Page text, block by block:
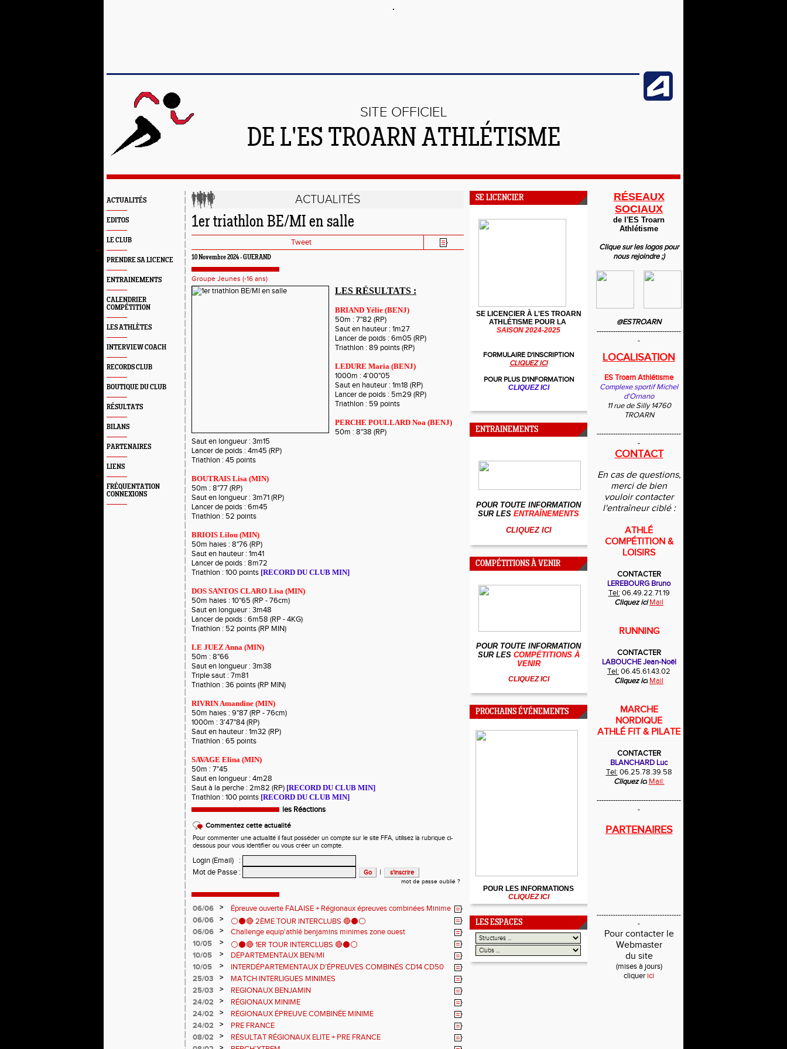
SITE OFFICIEL
DE L'ES TROARN ATHLÉTISME
ACTUALITÉS
EDITOS
LE CLUB
PRENDRE SA LICENCE
ENTRAINEMENTS
CALENDRIER
COMPÉTITION
LES ATHLÈTES
INTERVIEW COACH
RECORDS CLUB
BOUTIQUE DU CLUB
RÉSULTATS
BILANS
PARTENAIRES
LIENS
FRÉQUENTATION
CONNEXIONS
ACTUALITÉS
1er triathlon BE/MI en salle
Tweet
10 Novembre 2024 - GUERAND
Groupe Jeunes (-16 ans)
LES RÉSULTATS :
BRIAND Yélie (BENJ)
50m : 7"82 (RP)
Saut en hauteur : 1m27
Lancer de poids : 6m05 (RP)
Triathlon : 89 points (RP)
LEDURE Maria (BENJ)
1000m : 4'00"05
Saut en hauteur : 1m18 (RP)
Lancer de poids : 5m29 (RP)
Triathlon : 59 points
PERCHE POULLARD Noa (BENJ)
50m : 8"38 (RP)
Saut en longueur : 3m15
Lancer de poids : 4m45 (RP)
Triathlon : 45 points
BOUTRAIS Lisa (MIN)
50m : 8"77 (RP)
Saut en longueur : 3m71 (RP)
Lancer de poids : 6m45
Triathlon : 52 points
BRIOIS Lilou (MIN)
50m haies : 8"76 (RP)
Saut en hauteur : 1m41
Lancer de poids : 8m72
Triathlon : 100 points [RECORD DU CLUB MIN]
DOS SANTOS CLARO Lisa (MIN)
50m haies : 10"65 (RP - 76cm)
Saut en longueur : 3m48
Lancer de poids : 6m58 (RP - 4KG)
Triathlon : 52 points (RP MIN)
LE JUEZ Anna (MIN)
50m : 8"66
Saut en longueur : 3m38
Triple saut : 7m81
Triathlon : 36 points (RP MIN)
RIVRIN Amandine (MIN)
50m haies : 9"87 (RP - 76cm)
1000m : 3'47"84 (RP)
Saut en hauteur : 1m32 (RP)
Triathlon : 65 points
SAVAGE Elina (MIN)
50m : 7"45
Saut en longueur : 4m28
Saut à la perche : 2m82 (RP) [RECORD DU CLUB MIN]
Triathlon : 100 points [RECORD DU CLUB MIN]
les Réactions
Commentez cette actualité
Pour commenter une actualité il faut posséder un compte sur le site FFA, utilisez la rubrique ci-
dessous pour vous identifier ou vous créer un compte.
Login (Email)
:
Mot de Passe : |
mot de passe oublié ?
06/06 >
Épreuve ouverte FALAISE + Régionaux épreuves combinées Minime
06/06
>
⚪️⚫️🔴 2ÈME TOUR INTERCLUBS 🔴⚫️⚪️
06/06
>
Challenge equip'athlé benjamins minimes zone ouest
10/05
>
⚪️⚫️🔴 1ER TOUR INTERCLUBS 🔴⚫️⚪️
10/05
>
DÉPARTEMENTAUX BEN/MI
10/05
>
INTERDÉPARTEMENTAUX D’ÉPREUVES COMBINÉS CD14 CD50
25/03
>
MATCH INTERLIGUES MINIMES
25/03
>
REGIONAUX BENJAMIN
24/02
>
RÉGIONAUX MINIME
24/02
>
RÉGIONAUX ÉPREUVE COMBINÉE MINIME
24/02
>
PRE FRANCE
08/02
>
RÉSULTAT RÉGIONAUX ELITE + PRE FRANCE
SE LICENCIER
SE LICENCIER À L'ES TROARN
ATHLÉTISME POUR LA
SAISON 2024-2025
FORMULAIRE D'INSCRIPTION
CLIQUEZ ICI
POUR PLUS D'INFORMATION
CLIQUEZ ICI
ENTRAINEMENTS
POUR TOUTE INFORMATION
SUR LES ENTRAÎNEMENTS
CLIQUEZ ICI
COMPÉTITIONS À VENIR
POUR TOUTE INFORMATION
SUR LES COMPÉTITIONS À
VENIR
CLIQUEZ ICI
PROCHAINS ÉVÉNEMENTS
POUR LES INFORMATIONS
CLIQUEZ ICI
LES ESPACES
RÉSEAUX
SOCIAUX
de l'ES Troarn
Athlétisme
Clique sur les logos pour
nous rejoindre ;)
@ESTROARN
------------------------------------
-
LOCALISATION
ES Troarn Athlétisme
Complexe sportif Michel
d'Ornano
11 rue de Silly 14760
TROARN
------------------------------------
-
CONTACT
En cas de questions,
merci de bien
vouloir contacter
l'entraîneur ciblé :
ATHLÉ
COMPÉTITION &
LOISIRS
CONTACTER
LEREBOURG Bruno
Tel: 06.49.22.71.19
Cliquez ici Mail
RUNNING
CONTACTER
LABOUCHE Jean-Noël
Tel: 06.45.61.43.02
Cliquez ici Mail
MARCHE
NORDIQUE
ATHLÉ FIT & PILATE
CONTACTER
BLANCHARD Luc
Tel: 06.25.78.39.58
Cliquez ici Mail:
------------------------------------
-
PARTENAIRES
------------------------------------
-
Pour contacter le
Webmaster
du site
(mises à jours)
cliquer ici